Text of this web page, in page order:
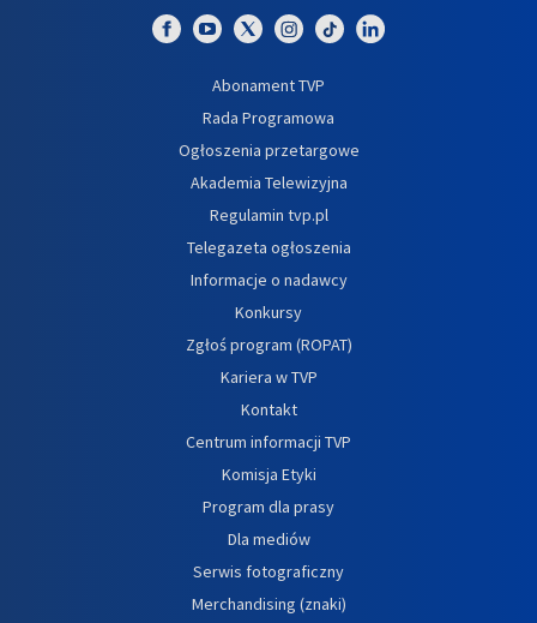
Abonament TVP
Rada Programowa
Ogłoszenia przetargowe
Akademia Telewizyjna
Regulamin tvp.pl
Telegazeta ogłoszenia
Informacje o nadawcy
Konkursy
Zgłoś program (ROPAT)
Kariera w TVP
Kontakt
Centrum informacji TVP
Komisja Etyki
Program dla prasy
Dla mediów
Serwis fotograficzny
Merchandising (znaki)